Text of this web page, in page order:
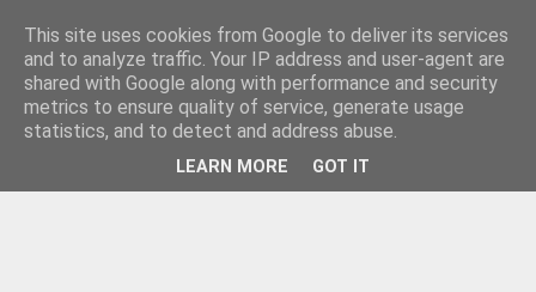
This site uses cookies from Google to deliver its services
and to analyze traffic. Your IP address and user-agent are
shared with Google along with performance and security
metrics to ensure quality of service, generate usage
statistics, and to detect and address abuse.
LEARN MORE GOT IT